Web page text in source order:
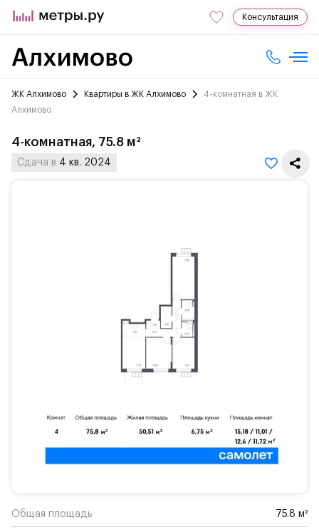
Консультация
ЖК Алхимово Квартиры в ЖК Алхимово
4-комнатная в ЖК
Алхимово
4-комнатная, 75.8 м²
Сдача в 4 кв. 2024
Общая площадь 75.8 м²